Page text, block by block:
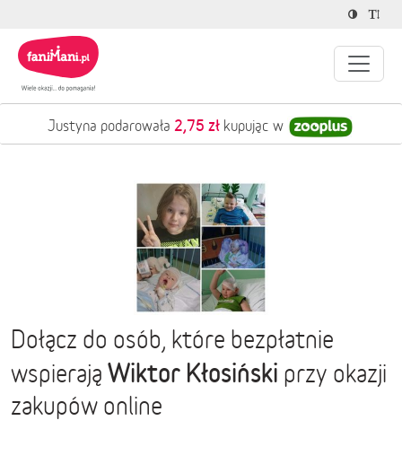
Justyna podarowała 2,75 zł kupując w
Dołącz do osób, które bezpłatnie
wspierają Wiktor Kłosiński przy okazji
zakupów online